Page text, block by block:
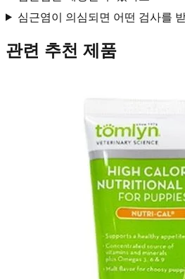
심근염이 의심되면 어떤 검사를
관련 추천 제품